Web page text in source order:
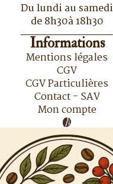
Du lundi au samedi
de 8h30à 18h30
Informations
Mentions légales
CGV
CGV Particulières
Contact - SAV
Mon compte